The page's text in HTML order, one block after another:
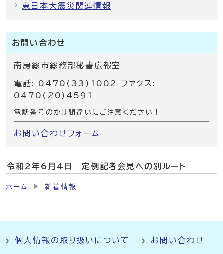
東日本大震災関連情報
お問い合わせ
南房総市総務部秘書広報室
電話: 0470(33)1002 ファクス:
0470(20)4591
電話番号のかけ間違いにご注意ください！
お問い合わせフォーム
令和2年6月4日 定例記者会見への別ルート
ホーム 新着情報
個人情報の取り扱いについて お問い合わせ